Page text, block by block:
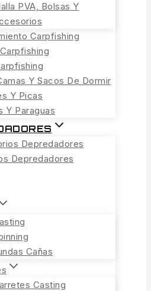
PVA, Bolsas Y
Carpfishing
Y Sacos De Dormir
Y Picas
Y Paraguas
Depredadores
Depredadores
Cañas
Casting